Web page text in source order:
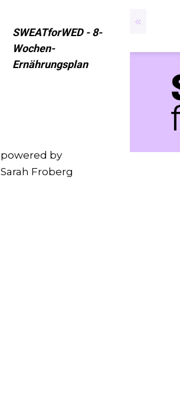
SWEATforWED - 8-
Wochen-
Ernährungsplan
powered by
Sarah Froberg